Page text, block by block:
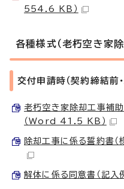
554.6 KB）
各種様式（老朽空き家
交付申請時（契約締結前
老朽空き家除却工事補助
（Word 41.5 KB）
除却工事に係る誓約書
解体に係る同意書（記